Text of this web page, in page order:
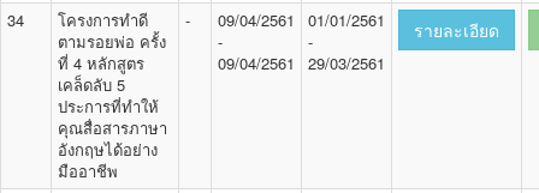
34
โครงการทำดี
ตามรอยพ่อ ครั้ง
ที่ 4 หลักสูตร
เคล็ดลับ 5
ประการที่ทำให้
คุณสื่อสารภาษา
อังกฤษได้อย่าง
มืออาชีพ
-
09/04/2561
-
09/04/2561
01/01/2561
-
29/03/2561
รายละเอียด